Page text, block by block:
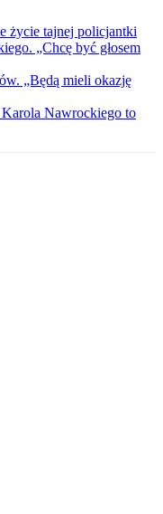
życie tajnej policjantki
„Chcę być głosem
„Będą mieli okazję
Karola Nawrockiego to